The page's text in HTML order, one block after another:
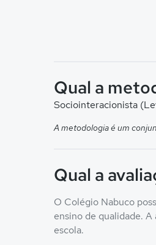
Qual a
Sociointeracionista
A metodologia é um
Qual a
O Colégio Nabuco
ensino de qualidade.
escola.